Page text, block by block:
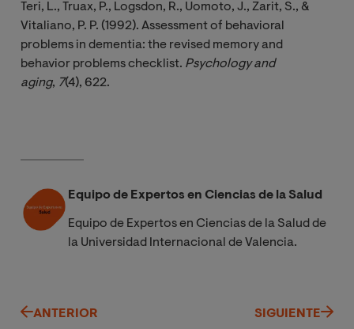
Teri, L., Truax, P., Logsdon, R., Uomoto, J., Zarit, S., &
Vitaliano, P. P. (1992). Assessment of behavioral
problems in dementia: the revised memory and
behavior problems checklist. Psychology and
aging, 7(4), 622.
Equipo de Expertos en Ciencias de la Salud
Equipo de Expertos en Ciencias de la Salud de
la Universidad Internacional de Valencia.
ANTERIOR SIGUIENTE